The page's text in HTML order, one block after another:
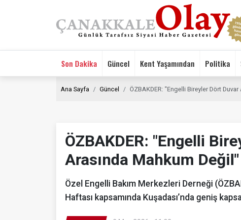
Son Dakika Güncel Kent Yaşamından Politika
Ana Sayfa Güncel ÖZBAKDER: "Engelli Bireyler Dört
ÖZBAKDER: "Engelli
Arasında Mahkum Değil"
Özel Engelli Bakım Merkezleri Derneği
Haftası kapsamında Kuşadası’nda geniş